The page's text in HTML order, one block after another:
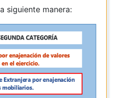
siguiente manera: